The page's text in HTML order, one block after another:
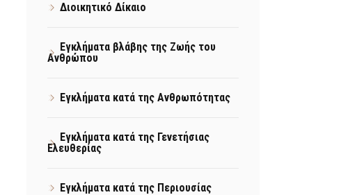
Διοικητικό Δίκαιο
Εγκλήματα βλάβης της Ζωής του
Ανθρώπου
Εγκλήματα κατά της Ανθρωπότητας
Εγκλήματα κατά της Γενετήσιας
Ελευθερίας
Εγκλήματα κατά της Περιουσίας